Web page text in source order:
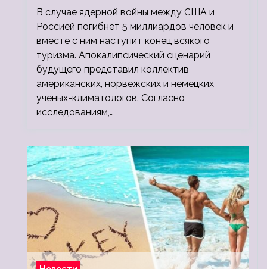
миллионов, а потом 5 миллиардов
людей
В случае ядерной войны между США и
Россией погибнет 5 миллиардов человек и
вместе с ним наступит конец всякого
туризма. Апокалипсический сценарий
будущего представил коллектив
американских, норвежских и немецких
ученых-климатологов. Согласно
исследованиям,…